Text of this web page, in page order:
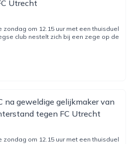
Utrecht
zondag om 12.15 uur met een thuisduel
club nestelt zich bij een zege op de
na geweldige gelijkmaker van
tegen FC Utrecht
zondag om 12.15 uur met een thuisduel